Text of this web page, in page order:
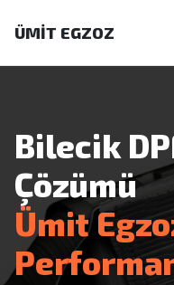
ÜMİT EGZOZ
Bilecik
Çözümü
Ümit